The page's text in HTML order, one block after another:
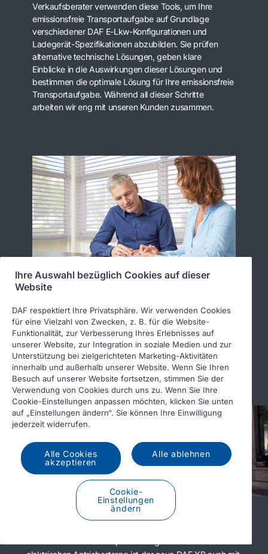
Verkaufsberater verwenden diese Tools, um Ihre
emissionsfreie Transportaufgabe auf Grundlage
verschiedener DAF E-Lkw-Konfigurationen und
Ladegerät-Spezifikationen abzubilden. Sie prüfen
alternative technische Lösungen, geben klare
Einblicke in die Auswirkungen dieser Lösungen und
bestimmen die optimale Lösung für Ihre emissionsfreie
Transportaufgabe. Während all dieser Schritte
arbeiten wir eng mit unseren Kunden zusammen.
Wartung von elektrischen Lkw
Ein elektrischer Lkw muss anders gewartet werden als
herkömmliche Lkw. Der DAF-Partner verfügt über die
neuesten Kenntnisse und Spezialisten, die umfassend
geschult und zertifiziert sind, damit Ihre Lkw
einsatzbereit bleiben.
Kraftvolle Dieselleistung
Ihre Auswahl bezüglich Cookies auf dieser
Website
DAF respektiert Ihre Privatsphäre. Wir verwenden Cookies
für eine Vielzahl von Zwecken, z. B. für die Website-
Funktionalität, zur Verbesserung Ihres Erlebnisses auf
unserer Website, zur Integration in soziale Medien und zur
Unterstützung bei zielgerichteten Marketing-Aktivitäten
innerhalb und außerhalb unserer Website. Wenn Sie Ihren
Besuch auf unserer Website fortsetzen, stimmen Sie der
Verwendung von Cookies durch uns zu. Wenn Sie Ihre
Cookie-Einstellungen anpassen möchten, klicken Sie unten
auf „Einstellungen ändern“. Sie können Ihre Einwilligung
jederzeit widerrufen.
Alle Cookies
akzeptieren
Alle ablehnen
Cookie-
Einstellungen
ändern